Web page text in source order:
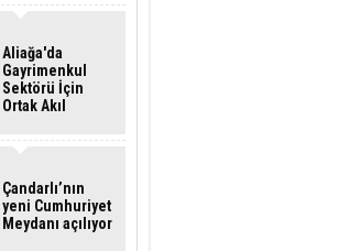
Aliağa'da
Gayrimenkul
Sektörü İçin
Ortak Akıl
Çandarlı’nın
yeni Cumhuriyet
Meydanı açılıyor